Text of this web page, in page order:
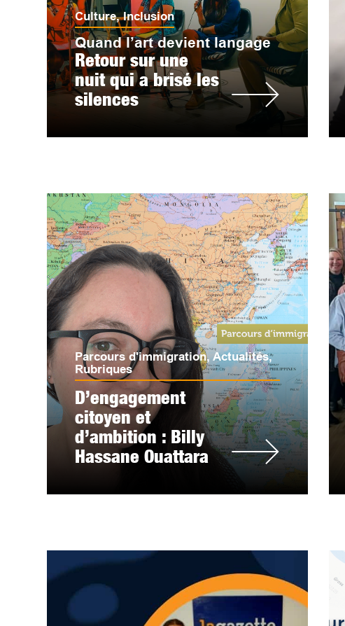
Culture,Inclusion
Quand l’art devient langage
Retour sur une
nuit qui a brisé les
silences
Parcours d'immigration,Actualités,
Rubriques
D’engagement
citoyen et
d’ambition : Billy
Hassane Ouattara